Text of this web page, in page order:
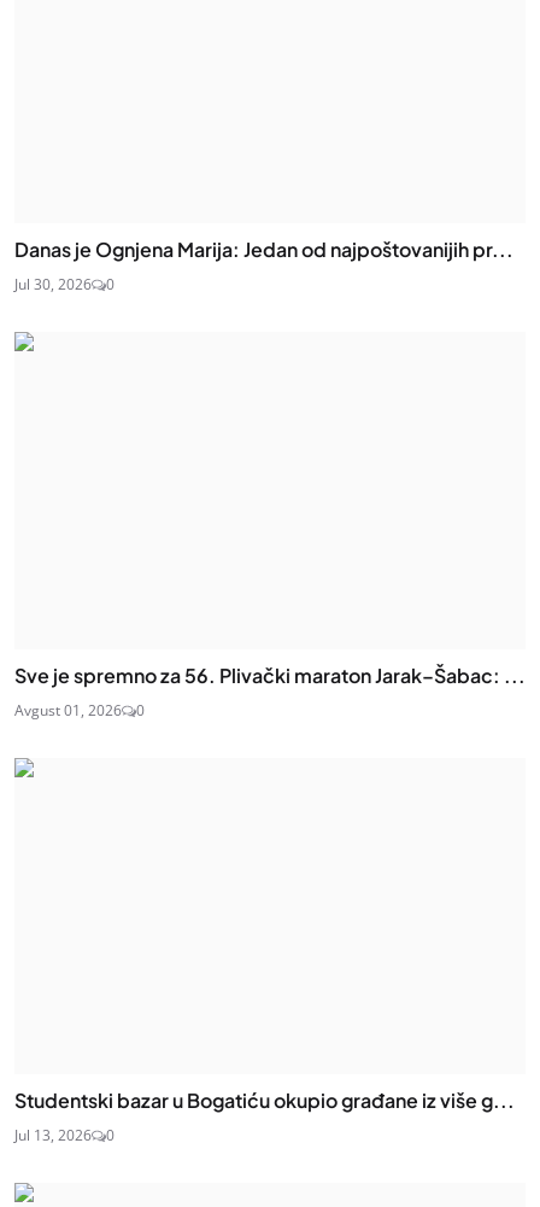
Danas je Ognjena Marija: Jedan od najpoštovanijih pr...
Jul 30, 2026 0
Sve je spremno za 56. Plivački maraton Jarak–Šabac: ...
Avgust 01, 2026 0
Studentski bazar u Bogatiću okupio građane iz više g...
Jul 13, 2026 0